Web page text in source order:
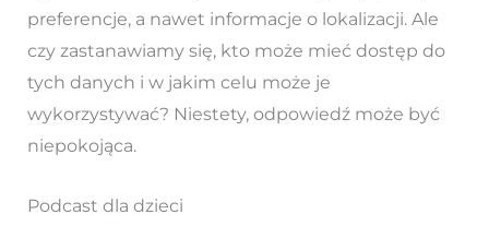
preferencje, a nawet informacje o lokalizacji. Ale
czy zastanawiamy się, kto może mieć dostęp do
tych danych i w jakim celu może je
wykorzystywać? Niestety, odpowiedź może być
niepokojąca.
Podcast dla dzieci